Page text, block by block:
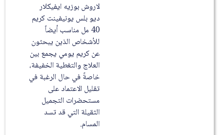
لاروش بوزيه ايفيكلار
ديو بلس يونيفينت كريم
40 مل مناسب أيضاً
للأشخاص الذين يبحثون
عن كريم يومي يجمع بين
العلاج والتغطية الخفيفة،
خاصةً في حال الرغبة في
تقليل الاعتماد على
مستحضرات التجميل
الثقيلة التي قد تسد
المسام.